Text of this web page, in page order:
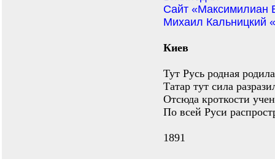
Сайт «Максимилиан
Михаил Кальницкий
Киев
Тут Русь родная
Татар тут сила
Отсюда кроткости
По всей Руси
1891